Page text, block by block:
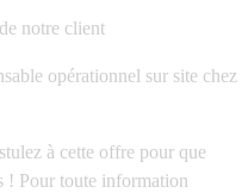
notre client
opérationnel sur site chez
à cette offre pour que
! Pour toute information